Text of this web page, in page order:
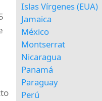
Islas Vírgenes (EUA)
Jamaica
México
Montserrat
Nicaragua
Panamá
Paraguay
Perú